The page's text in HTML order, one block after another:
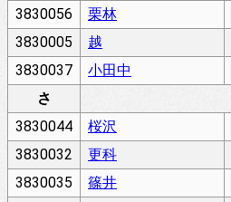
3830056 栗林
3830005
越
3830037
小田中
さ
3830044
桜沢
3830032
更科
3830035
篠井